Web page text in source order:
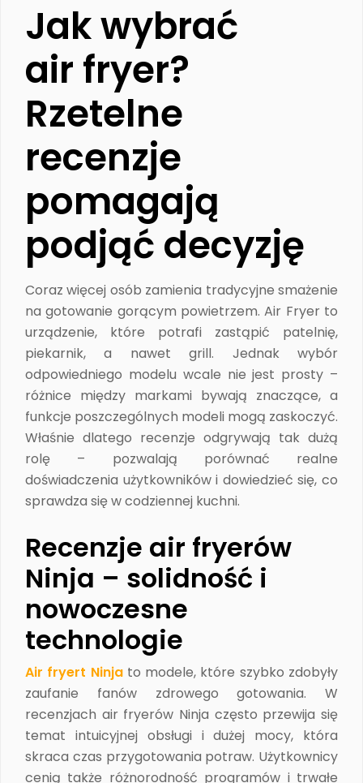
Jak wybrać
air fryer?
Rzetelne
recenzje
pomagają
podjąć decyzję
Coraz więcej osób zamienia tradycyjne smażenie
na gotowanie gorącym powietrzem. Air Fryer to
urządzenie, które potrafi zastąpić patelnię,
piekarnik, a nawet grill. Jednak wybór
odpowiedniego modelu wcale nie jest prosty –
różnice między markami bywają znaczące, a
funkcje poszczególnych modeli mogą zaskoczyć.
Właśnie dlatego recenzje odgrywają tak dużą
rolę – pozwalają porównać realne
doświadczenia użytkowników i dowiedzieć się, co
sprawdza się w codziennej kuchni.
Recenzje air fryerów
Ninja – solidność i
nowoczesne
technologie
Air fryert Ninjato modele, które szybko zdobyły
zaufanie fanów zdrowego gotowania. W
recenzjach air fryerów Ninja często przewija się
temat intuicyjnej obsługi i dużej mocy, która
skraca czas przygotowania potraw. Użytkownicy
cenią także różnorodność programów i trwałe